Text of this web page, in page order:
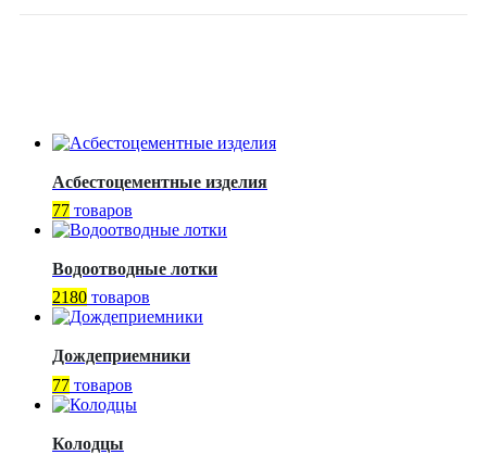
Асбестоцементные изделия
77 товаров
Водоотводные лотки
2180 товаров
Дождеприемники
77 товаров
Колодцы